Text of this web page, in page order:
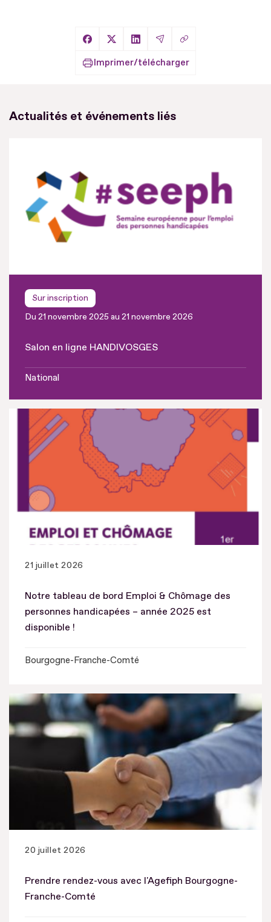
Partager sur Facebook
Partager sur X
Partager sur LinkedIn
Partager par Email
Copier le lien
Imprimer/télécharger
Actualités et événements liés
Sur inscription
Du 21 novembre 2025 au 21 novembre 2026
Salon en ligne HANDIVOSGES
National
21 juillet 2026
Notre tableau de bord Emploi & Chômage des
personnes handicapées – année 2025 est
disponible !
Bourgogne-Franche-Comté
20 juillet 2026
Prendre rendez-vous avec l'Agefiph Bourgogne-
Franche-Comté